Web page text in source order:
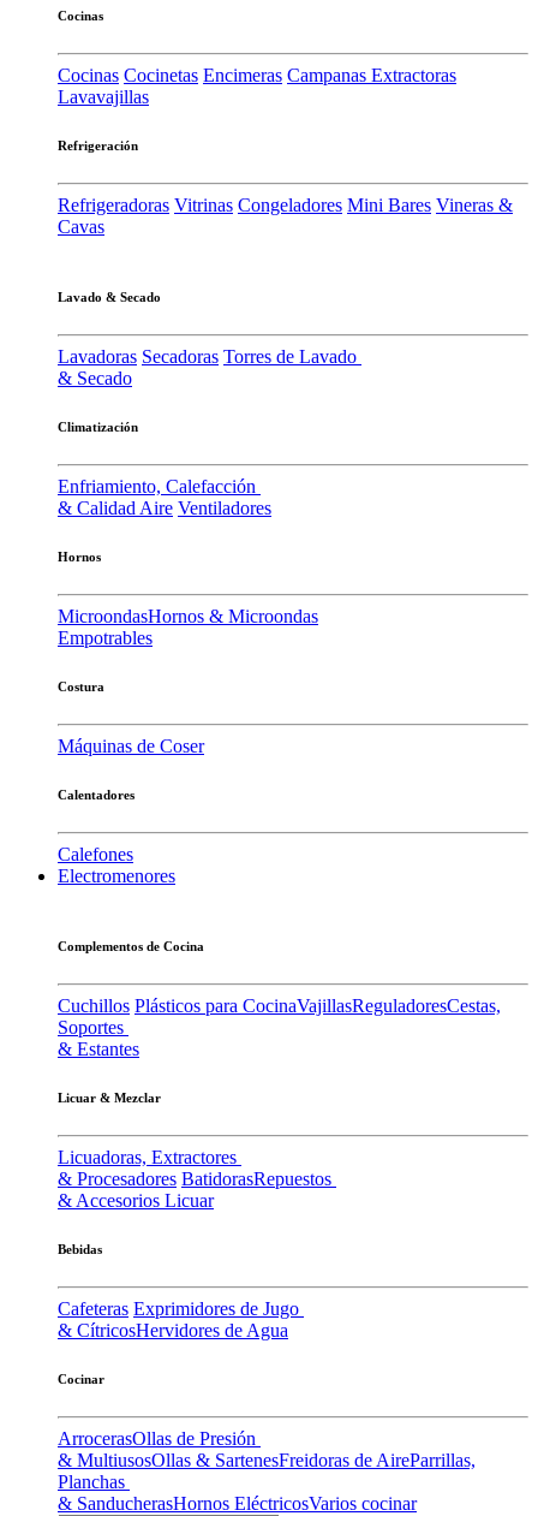
Cocinas
Cocinas Cocinetas Encimeras Campanas Extractoras
Lavavajillas
Refrigeración
Refrigeradoras Vitrinas Congeladores Mini Bares Vineras &
Cavas
Lavado & Secado
Lavadoras Secadoras Torres de Lavado
& Secado
Climatización
Enfriamiento, Calefacción
& Calidad Aire Ventiladores
Hornos
MicroondasHornos & Microondas
Empotrables
Costura
Máquinas de Coser
Calentadores
Calefones
Electromenores
Complementos de Cocina
Cuchillos Plásticos para CocinaVajillasReguladoresCestas,
Soportes
& Estantes
Licuar & Mezclar
Licuadoras, Extractores
& Procesadores BatidorasRepuestos
& Accesorios Licuar
Bebidas
Cafeteras Exprimidores de Jugo
& CítricosHervidores de Agua
Cocinar
ArrocerasOllas de Presión
& MultiusosOllas & SartenesFreidoras de AireParrillas,
Planchas
& SanducherasHornos EléctricosVarios cocinar